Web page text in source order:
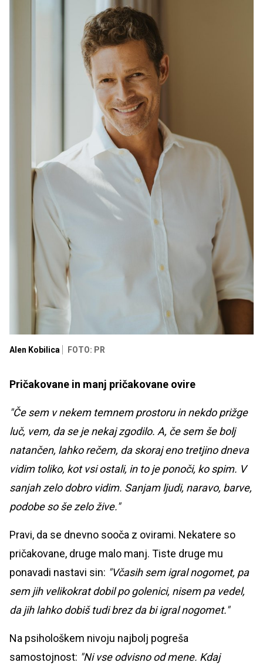
Alen Kobilica FOTO: PR
Pričakovane in manj pričakovane ovire
"Če sem v nekem temnem prostoru in nekdo prižge
luč, vem, da se je nekaj zgodilo. A, če sem še bolj
natančen, lahko rečem, da skoraj eno tretjino dneva
vidim toliko, kot vsi ostali, in to je ponoči, ko spim. V
sanjah zelo dobro vidim. Sanjam ljudi, naravo, barve,
podobe so še zelo žive."
Pravi, da se dnevno sooča z ovirami. Nekatere so
pričakovane, druge malo manj. Tiste druge mu
ponavadi nastavi sin: "Včasih sem igral nogomet, pa
sem jih velikokrat dobil po golenici, nisem pa vedel,
da jih lahko dobiš tudi brez da bi igral nogomet."
Na psihološkem nivoju najbolj pogreša
samostojnost: "Ni vse odvisno od mene. Kdaj